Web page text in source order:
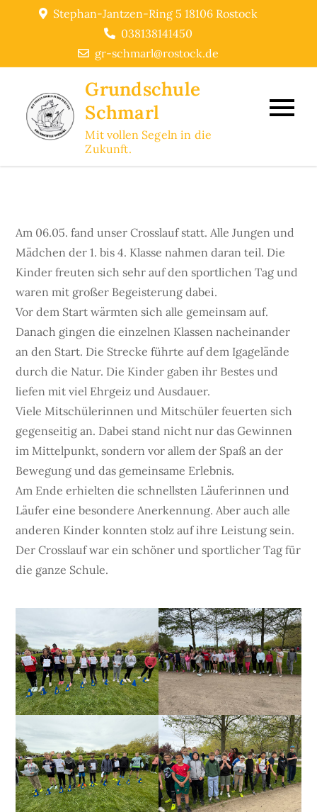
Stephan-Jantzen-Ring 5 18106 Rostock
038138141450
gr-schmarl@rostock.de
Grundschule
Schmarl
Mit vollen Segeln in die
Zukunft.
Am 06.05. fand unser Crosslauf statt. Alle Jungen und
Mädchen der 1. bis 4. Klasse nahmen daran teil. Die
Kinder freuten sich sehr auf den sportlichen Tag und
waren mit großer Begeisterung dabei.
Vor dem Start wärmten sich alle gemeinsam auf.
Danach gingen die einzelnen Klassen nacheinander
an den Start. Die Strecke führte auf dem Igagelände
durch die Natur. Die Kinder gaben ihr Bestes und
liefen mit viel Ehrgeiz und Ausdauer.
Viele Mitschülerinnen und Mitschüler feuerten sich
gegenseitig an. Dabei stand nicht nur das Gewinnen
im Mittelpunkt, sondern vor allem der Spaß an der
Bewegung und das gemeinsame Erlebnis.
Am Ende erhielten die schnellsten Läuferinnen und
Läufer eine besondere Anerkennung. Aber auch alle
anderen Kinder konnten stolz auf ihre Leistung sein.
Der Crosslauf war ein schöner und sportlicher Tag für
die ganze Schule.